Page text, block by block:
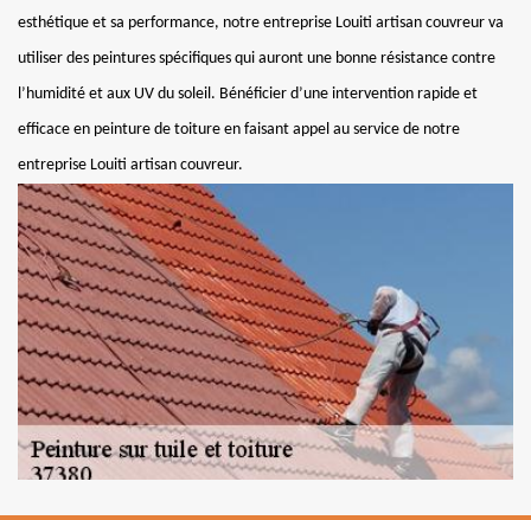
esthétique et sa performance, notre entreprise Louiti artisan couvreur va
utiliser des peintures spécifiques qui auront une bonne résistance contre
l’humidité et aux UV du soleil. Bénéficier d’une intervention rapide et
efficace en peinture de toiture en faisant appel au service de notre
entreprise Louiti artisan couvreur.